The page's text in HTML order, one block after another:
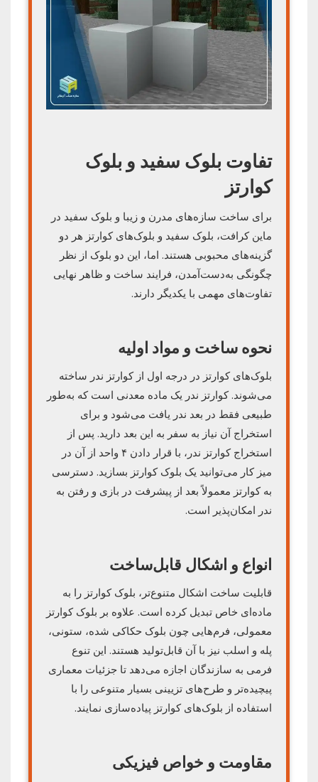
تفاوت بلوک سفید و بلوک
کوارتز
برای ساخت سازه‌های مدرن و زیبا و بلوک سفید در
ماین کرافت، بلوک سفید و بلوک‌های کوارتز هر دو
گزینه‌های محبوبی هستند. اما، این دو بلوک از نظر
چگونگی به‌دست‌آمدن، فرایند ساخت و ظاهر نهایی
تفاوت‌های مهمی با یکدیگر دارند.
نحوه ساخت و مواد اولیه
بلوک‌های کوارتز در درجه اول از کوارتز ندر ساخته
می‌شوند. کوارتز ندر یک ماده معدنی است که به‌طور
طبیعی فقط در بعد ندر یافت می‌شود و برای
استخراج آن نیاز به سفر به این بعد دارید. پس از
استخراج کوارتز ندر، با قرار دادن ۴ واحد از آن در
میز کار می‌توانید یک بلوک کوارتز بسازید. دسترسی
به کوارتز معمولاً بعد از پیشرفت در بازی و رفتن به
ندر امکان‌پذیر است.
انواع و اشکال قابل‌ساخت
قابلیت ساخت اشکال متنوع‌تر، بلوک کوارتز را به
ماده‌ای خاص تبدیل کرده است. علاوه بر بلوک کوارتز
معمولی، فرم‌هایی چون بلوک حکاکی شده، ستونی،
پله و اسلب نیز با آن قابل‌تولید هستند. این تنوع
فرمی به سازندگان اجازه می‌دهد تا جزئیات معماری
پیچیده‌تر و طرح‌های تزیینی بسیار متنوعی را با
استفاده از بلوک‌های کوارتز پیاده‌سازی نمایند.
مقاومت و خواص فیزیکی